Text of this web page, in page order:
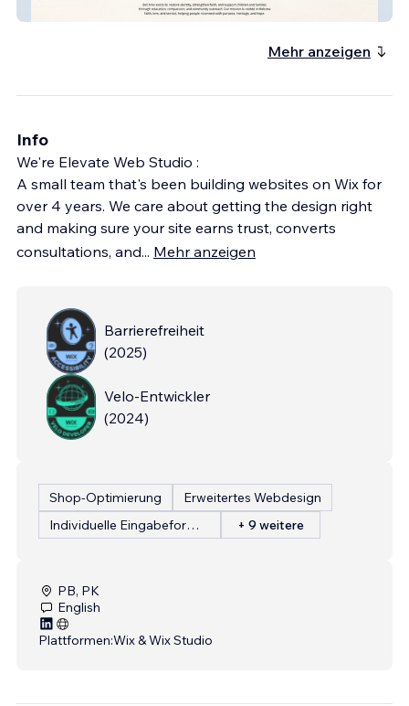
Mehr anzeigen
Info
We're Elevate Web Studio :
A small team that's been building websites on Wix for
over 4 years. We care about getting the design right
and making sure your site earns trust, converts
consultations, and... Mehr anzeigen
Barrierefreiheit
(2025)
Velo-Entwickler
(2024)
Shop-Optimierung
Erweitertes Webdesign
Individuelle Eingabeformulare
+ 9 weitere
PB, PK
English
Plattformen:Wix & Wix Studio